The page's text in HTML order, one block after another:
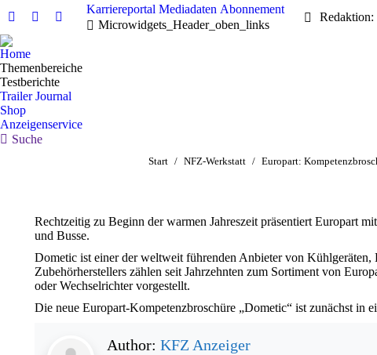
Linkedin
page
opens
in
new
window
Facebook
in
new
X
in
new
Karriereportal Mediadaten Abonnement
Microwidgets_Header_oben_links
Home
Themenbereiche
Testberichte
Trailer Journal
Shop
Anzeigenservice
Search:
Suche
Sie befinden sich hier:
Start NFZ-Werkstatt Europart:
Rechtzeitig zu Beginn der warmen Jahreszeit präsentiert Europart
und Busse.
Dometic ist einer der weltweit führenden Anbieter von
Zubehörherstellers zählen seit Jahrzehnten zum Sortiment von
oder Wechselrichter vorgestellt.
Die neue Europart-Kompetenzbroschüre „Dometic“ ist zunächst in
Author: KFZ Anzeiger